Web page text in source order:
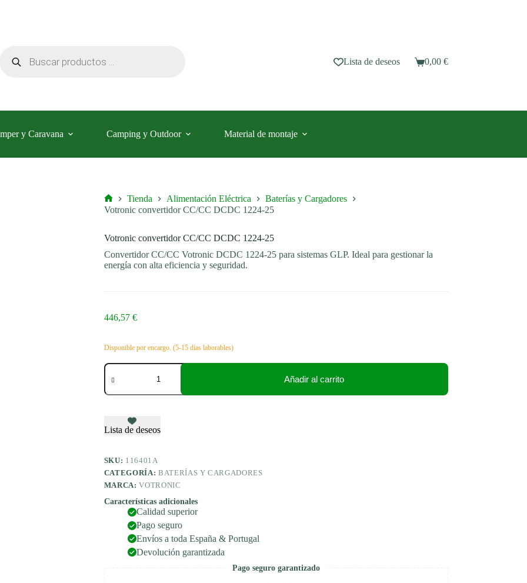
productos
Lista de deseos
Carro
0,00 €
y Caravana Camping y Outdoor Material de montaje
Inicio
Tienda Alimentación Eléctrica
Baterías y Cargadores
Votronic convertidor CC/CC DCDC 1224-25
Votronic convertidor CC/CC DCDC 1224-25
Convertidor CC/CC Votronic DCDC 1224-25 para sistemas GLP. Ideal para gestionar la
energía con alta eficiencia y seguridad.
446,57 €
Disponible por encargo. (5-15 días laborables)
Votronic
convertidor
DCDC
cantidad
Añadir al carrito
Lista de deseos
SKU: 116401A
CATEGORÍA: BATERÍAS Y CARGADORES
MARCA:VOTRONIC
Características adicionales
Calidad superior
Pago seguro
Envíos a toda España & Portugal
Devolución garantizada
Pago seguro garantizado